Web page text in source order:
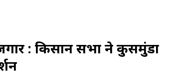
: किसान सभा ने कुसमुंडा